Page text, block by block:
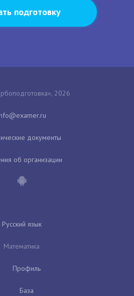
подготовку
2026
документы
об организации
Русский язык
Математика
Профиль
База